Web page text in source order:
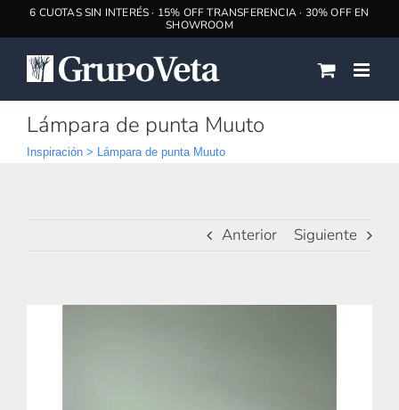
Lámpara de punta Muuto
Inspiración > Lámpara de punta Muuto
Anterior Siguiente